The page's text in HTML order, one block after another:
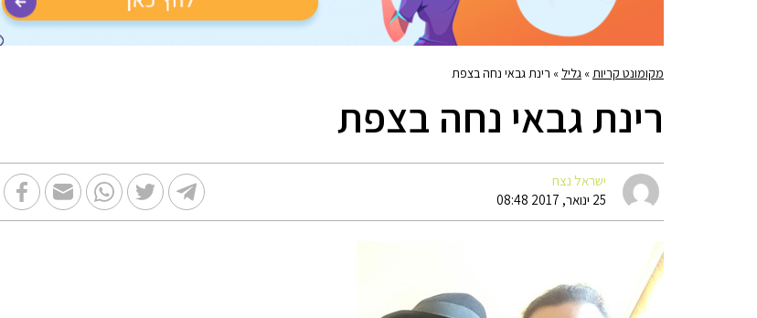
מקומונט קריות » גליל » רינת גבאי נחה בצפת
רינת גבאי נחה בצפת
ישראל נצח
25 ינואר, 2017 08:48